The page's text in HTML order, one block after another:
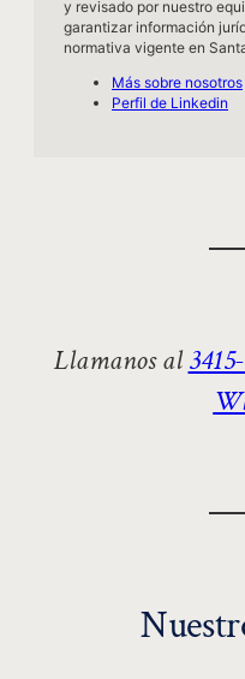
y revisado por nuestro
garantizar información
normativa vigente en
Más sobre nosotros
Perfil de Linkedin
Llamanos al